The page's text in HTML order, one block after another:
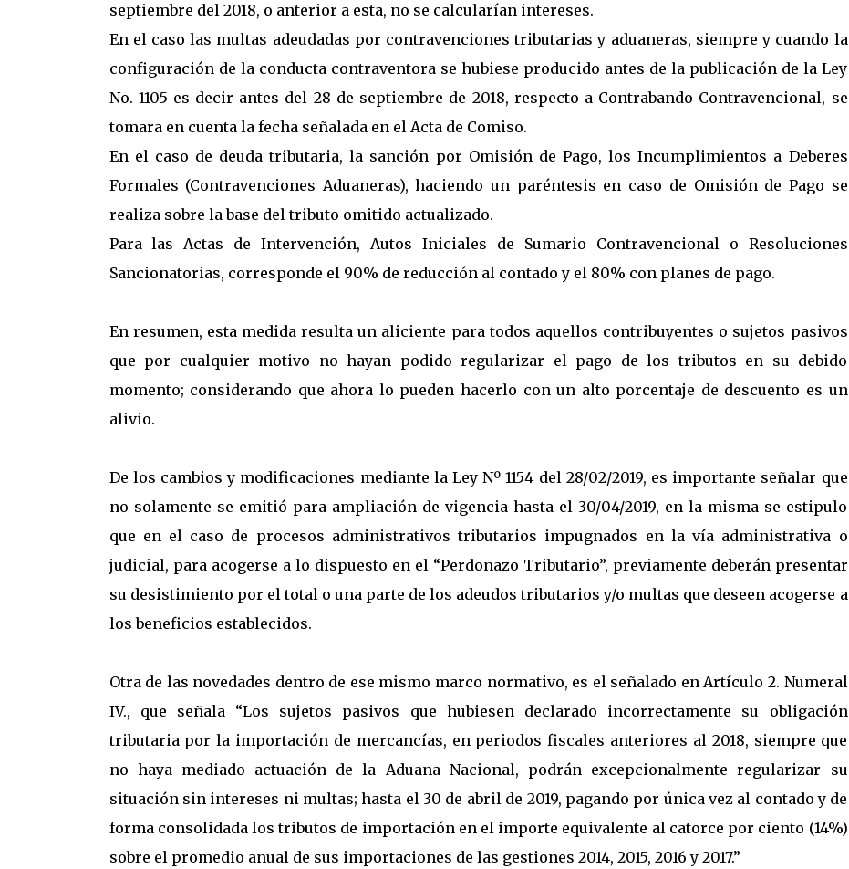
septiembre del 2018, o anterior a esta, no se calcularían intereses.
En el caso las multas adeudadas por contravenciones tributarias y aduaneras, siempre y cuando la
configuración de la conducta contraventora se hubiese producido antes de la publicación de la Ley
No. 1105 es decir antes del 28 de septiembre de 2018, respecto a Contrabando Contravencional, se
tomara en cuenta la fecha señalada en el Acta de Comiso.
En el caso de deuda tributaria, la sanción por Omisión de Pago, los Incumplimientos a Deberes
Formales (Contravenciones Aduaneras), haciendo un paréntesis en caso de Omisión de Pago se
realiza sobre la base del tributo omitido actualizado.
Para las Actas de Intervención, Autos Iniciales de Sumario Contravencional o Resoluciones
Sancionatorias, corresponde el 90% de reducción al contado y el 80% con planes de pago.
En resumen, esta medida resulta un aliciente para todos aquellos contribuyentes o sujetos pasivos
que por cualquier motivo no hayan podido regularizar el pago de los tributos en su debido
momento; considerando que ahora lo pueden hacerlo con un alto porcentaje de descuento es un
alivio.
De los cambios y modificaciones mediante la Ley Nº 1154 del 28/02/2019, es importante señalar que
no solamente se emitió para ampliación de vigencia hasta el 30/04/2019, en la misma se estipulo
que en el caso de procesos administrativos tributarios impugnados en la vía administrativa o
judicial, para acogerse a lo dispuesto en el “Perdonazo Tributario”, previamente deberán presentar
su desistimiento por el total o una parte de los adeudos tributarios y/o multas que deseen acogerse a
los beneficios establecidos.
Otra de las novedades dentro de ese mismo marco normativo, es el señalado en Artículo 2. Numeral
IV., que señala “Los sujetos pasivos que hubiesen declarado incorrectamente su obligación
tributaria por la importación de mercancías, en periodos fiscales anteriores al 2018, siempre que
no haya mediado actuación de la Aduana Nacional, podrán excepcionalmente regularizar su
situación sin intereses ni multas; hasta el 30 de abril de 2019, pagando por única vez al contado y de
forma consolidada los tributos de importación en el importe equivalente al catorce por ciento (14%)
sobre el promedio anual de sus importaciones de las gestiones 2014, 2015, 2016 y 2017.”